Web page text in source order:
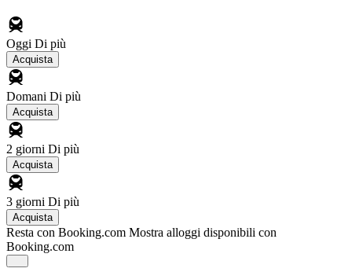
Oggi Di più
Acquista
Domani Di più
Acquista
2 giorni Di più
Acquista
3 giorni Di più
Acquista
Resta con Booking.com Mostra alloggi disponibili con
Booking.com